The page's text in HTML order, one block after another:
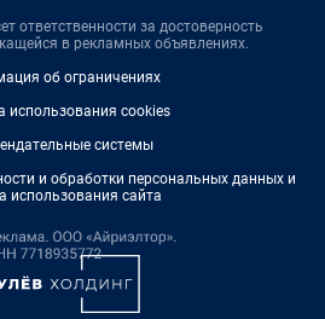
ответственности за достоверность
в рекламных объявлениях.
об ограничениях
использования cookies
системы
и обработки персональных данных и
использования сайта